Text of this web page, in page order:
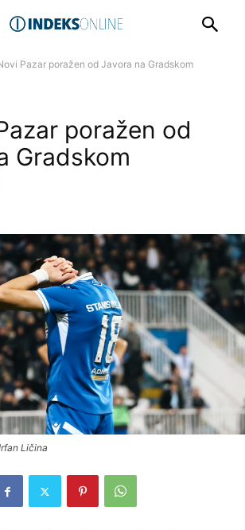
Pazar poražen od Javora na Gradskom
poražen od
Gradskom
Ličina